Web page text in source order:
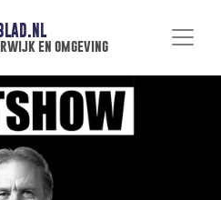
en omgeving